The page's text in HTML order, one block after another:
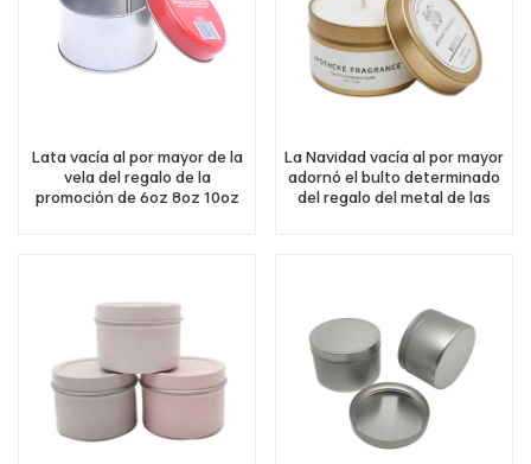
Lata vacía al por mayor de la
vela del regalo de la
promoción de 6oz 8oz 10oz
La Navidad vacía al por mayor
adornó el bulto determinado
del regalo del metal de las